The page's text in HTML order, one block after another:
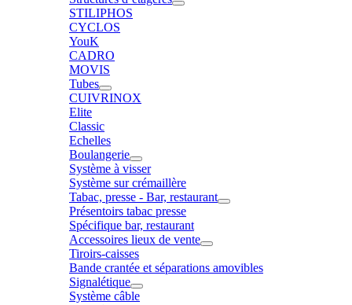
STILIPHOS
CYCLOS
YouK
CADRO
MOVIS
Tubes
CUIVRINOX
Elite
Classic
Echelles
Boulangerie
Système à visser
Système sur crémaillère
Tabac, presse - Bar, restaurant
Présentoirs tabac presse
Spécifique bar, restaurant
Accessoires lieux de vente
Tiroirs-caisses
Bande crantée et séparations amovibles
Signalétique
Système câble